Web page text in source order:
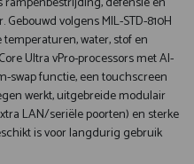
volgens MIL-STD-810H
water, stof en
Ultra vPro-processors met AI-
swap functie, een touchscreen
werkt, uitgebreide modulair
LAN/seriële poorten) en sterke
is voor langdurig gebruik